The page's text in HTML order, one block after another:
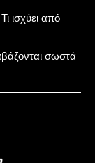
ισχύει από
σωστά